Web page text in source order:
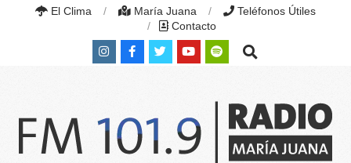
El Clima María Juana
Teléfonos Útiles
Contacto
Search